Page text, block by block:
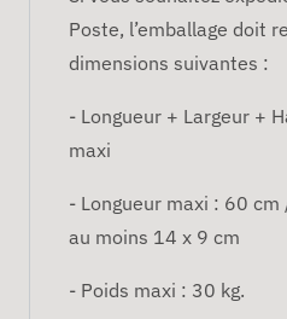
Poste, l’emballage doit
dimensions suivantes :
- Longueur + Largeur +
maxi
- Longueur maxi : 60
au moins 14 x 9 cm
- Poids maxi : 30 kg.